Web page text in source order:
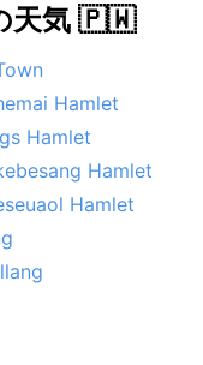
天気 🇵🇼
Hamlet
Hamlet
Hamlet
Hamlet